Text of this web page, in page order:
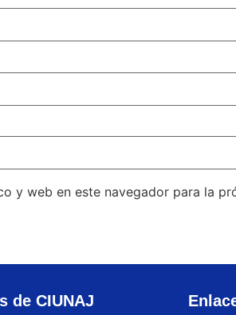
y web en este navegador para la
de CIUNAJ